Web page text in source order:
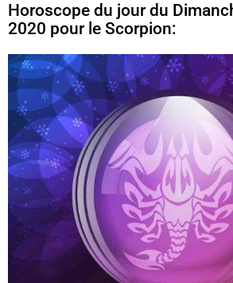
Horoscope du jour du
2020 pour le Scorpion: